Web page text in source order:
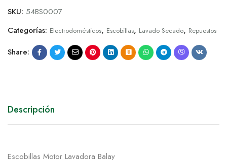
SKU: 54BS0007
Categorías: Electrodomésticos, Escobillas, Lavado Secado, Repuestos
Share:
Descripción
Escobillas Motor Lavadora Balay